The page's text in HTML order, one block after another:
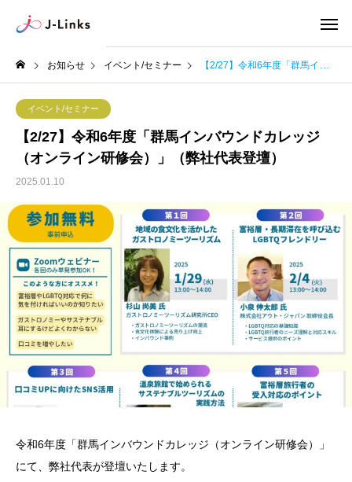
お知らせ イベント/セミナー 【2/27】令和6年度「群馬インバウンドカレッジ（オンライン研修会）」（弊社代表登壇）
イベント/セミナー
【2/27】令和6年度「群馬インバウンドカレッジ
（オンライン研修会）」（弊社代表登壇）
2025.01.10
令和6年度「群馬インバウンドカレッジ（オンライン研修会）」
にて、弊社代表が登壇いたします。